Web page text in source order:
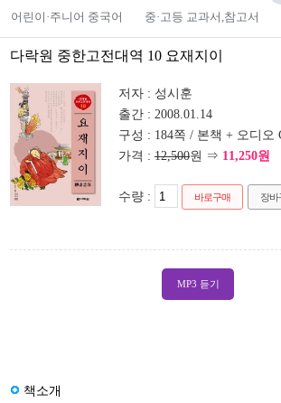
어린이·주니어 중국어 중·고등 교과서,참고서
다락원 중한고전대역 10 요재지이
저자 : 성시훈
출간 : 2008.01.14
구성 : 184쪽 / 본책 + 오디오
가격 : 12,500원 ⇒ 11,250원
수량 : 바로구매 장바
MP3 듣기
책소개